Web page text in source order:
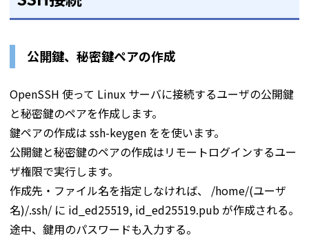
公開鍵、秘密鍵ペアの作成
OpenSSH 使って Linux サーバに接続するユーザの公開鍵
と秘密鍵のペアを作成します。
鍵ペアの作成は ssh-keygen をを使います。
公開鍵と秘密鍵のペアの作成はリモートログインするユー
ザ権限で実行します。
作成先・ファイル名を指定しなければ、 /home/(ユーザ
名)/.ssh/ に id_ed25519, id_ed25519.pub が作成される。
途中、鍵用のパスワードも入力する。